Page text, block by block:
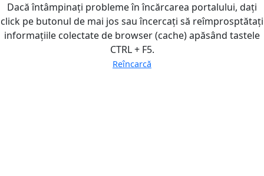
Dacă întâmpinați probleme în încărcarea portalului, dați
click pe butonul de mai jos sau încercați să reîmprosptătați
informațiile colectate de browser (cache) apăsând tastele
CTRL + F5.
Reîncarcă